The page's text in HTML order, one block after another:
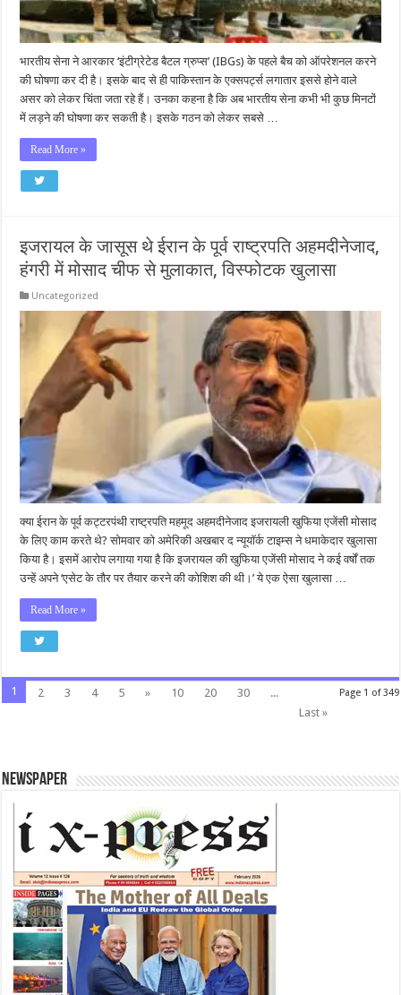
भारतीय सेना ने आरकार ‘इंटीग्रेटेड बैटल ग्रुप्स’ (IBGs) के पहले बैच को ऑपरेशनल करने
की घोषणा कर दी है। इसके बाद से ही पाकिस्तान के एक्सपर्ट्स लगातार इससे होने वाले
असर को लेकर चिंता जता रहे हैं। उनका कहना है कि अब भारतीय सेना कभी भी कुछ मिनटों
में लड़ने की घोषणा कर सकती है। इसके गठन को लेकर सबसे …
Read More »
इजरायल के जासूस थे ईरान के पूर्व राष्ट्रपति अहमदीनेजाद,
हंगरी में मोसाद चीफ से मुलाकात, विस्फोटक खुलासा
Uncategorized
क्या ईरान के पूर्व कट्टरपंथी राष्ट्रपति महमूद अहमदीनेजाद इजरायली खुफिया एजेंसी मोसाद
के लिए काम करते थे? सोमवार को अमेरिकी अखबार द न्यूयॉर्क टाइम्स ने धमाकेदार खुलासा
किया है। इसमें आरोप लगाया गया है कि इजरायल की खुफिया एजेंसी मोसाद ने कई वर्षों तक
उन्हें अपने ‘एसेट के तौर पर तैयार करने की कोशिश की थी।’ ये एक ऐसा खुलासा …
Read More »
Page 1 of 349
1 2 3 4 5 » 10 20 30
...
Last »
Newspaper